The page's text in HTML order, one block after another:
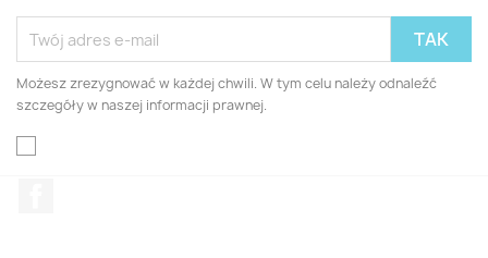
Możesz zrezygnować w każdej chwili. W tym celu należy odnaleźć
szczegóły w naszej informacji prawnej.